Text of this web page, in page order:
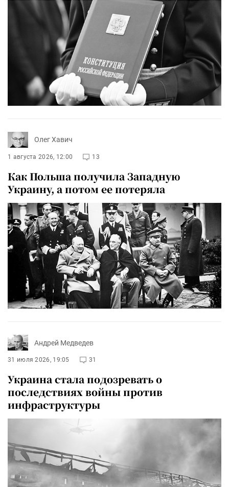
Олег Хавич
1 августа 2026, 12:00 13
Как Польша получила Западную
Украину, а потом ее потеряла
Андрей Медведев
31 июля 2026, 19:05 31
Украина стала подозревать о
последствиях войны против
инфраструктуры